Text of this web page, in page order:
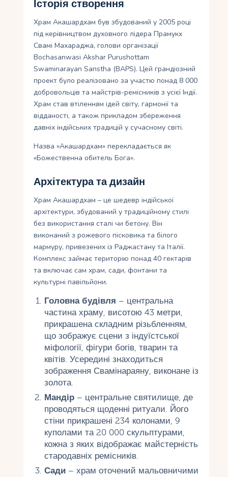
Історія створення
Храм Акашардхам був збудований у 2005 році
під керівництвом духовного лідера Прамукх
Свамі Махараджа, голови організації
Bochasanwasi Akshar Purushottam
Swaminarayan Sanstha (BAPS). Цей грандіозний
проект було реалізовано за участю понад 8 000
добровольців та майстрів-ремісників з усієї Індії.
Храм став втіленням ідей світу, гармонії та
відданості, а також прикладом збереження
давніх індійських традицій у сучасному світі.
Назва «Акашардхам» перекладається як
«Божественна обитель Бога».
Архітектура та дизайн
Храм Акашардхам – це шедевр індійської
архітектури, збудований у традиційному стилі
без використання сталі чи бетону. Він
виконаний з рожевого пісковика та білого
мармуру, привезених із Раджастану та Італії.
Комплекс займає територію понад 40 гектарів
та включає сам храм, сади, фонтани та
культурні павільйони.
Головна будівля – центральна
частина храму, висотою 43 метри,
прикрашена складним різьбленням,
що зображує сцени з індуїстської
міфології, фігури богів, тварин та
квітів. Усередині знаходиться
зображення Свамінараяну, виконане із
золота.
Мандір– центральне святилище, де
проводяться щоденні ритуали. Його
стіни прикрашені 234 колонами, 9
куполами та 20 000 скульптурами,
кожна з яких відображає майстерність
стародавніх ремісників.
Сади– храм оточений мальовничими